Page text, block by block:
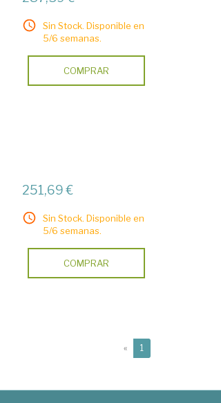
Sin Stock. Disponible en
5/6 semanas.
COMPRAR
251,69 €
Sin Stock. Disponible en
5/6 semanas.
COMPRAR
« 1